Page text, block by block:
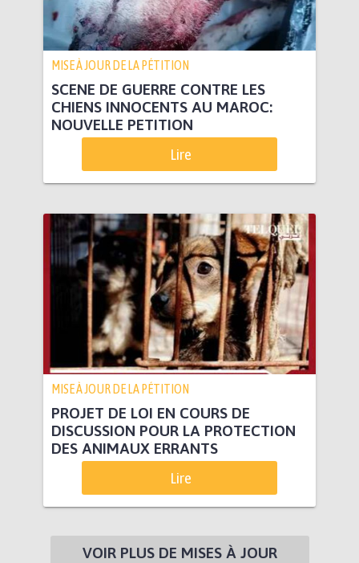
MISE À JOUR DE LA PÉTITION
SCENE DE GUERRE CONTRE LES
CHIENS INNOCENTS AU MAROC:
NOUVELLE PETITION
Lire
MISE À JOUR DE LA PÉTITION
PROJET DE LOI EN COURS DE
DISCUSSION POUR LA PROTECTION
DES ANIMAUX ERRANTS
Lire
VOIR PLUS DE MISES À JOUR